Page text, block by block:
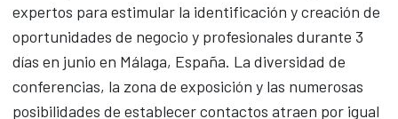
expertos para estimular la identificación y creación de
oportunidades de negocio y profesionales durante 3
días en junio en Málaga, España. La diversidad de
conferencias, la zona de exposición y las numerosas
posibilidades de establecer contactos atraen por igual